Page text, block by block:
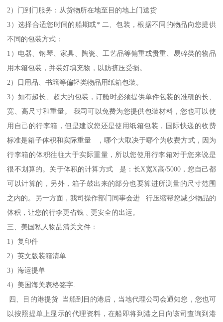
2）门到门服务：从货物所在地至目的地上门送货
3）选择合适您时间的船期或* 二、包装，根据不同的物品向您提供
不同的包装方式：
1）电器、钢琴、家具、陶瓷、工艺品等偏重或贵重、易碎类的物品
用木箱包装，并装好填充物，以防挤压受损。
2）日用品、书籍等偏轻类物品用纸箱包装。
3）如有超长、超大的包装，订舱时必须提供单件包装的准确的长、
宽、高尺寸和重量。 我司可以免费为您提供包装材料，您也可以使
用自己的行李箱，但是建议您还是使用纸箱包装，国际快递的收费
标准是箱子体积和实际重量 ，哪个大取决于哪个为收费方式，因为
行李箱的体积往往大于实际重量，所以您使用行李箱对于您来说是
很不划算的。关于体积的计算方式 是：长X宽X高/5000，您自己都
可以计算的，另外，箱子鼓出来的部分也要算进所测量的尺寸范围
之内的。另一方面，我司操作部门同事会进 行压缩帮您减少物品的
体积，让您的行李更省钱﹑更安全的出运。
三、美国私人物品清关文件：
1）复印件
2）英文版装箱清单
3）海运提单
4）美国海关表格签字.
四、目的港提货 当船到目的港后，当地代理公司会通知您，您也可
以按照提单上显示的代理资料，在船即将到港之日向该司查询到港